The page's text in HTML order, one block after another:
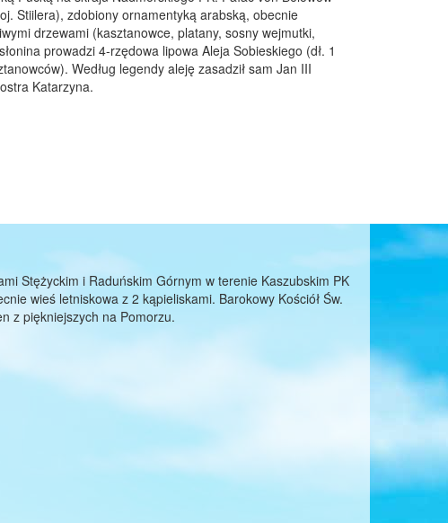
Stiilera), zdobiony ornamentyką arabską, obecnie
drzewami (kasztanowce, platany, sosny wejmutki,
prowadzi 4-rzędowa lipowa Aleja Sobieskiego (dł. 1
Według legendy aleję zasadził sam Jan III
Katarzyna.
Stężyckim i Raduńskim Górnym w terenie Kaszubskim PK
wieś letniskowa z 2 kąpieliskami. Barokowy Kościół Św.
z piękniejszych na Pomorzu.